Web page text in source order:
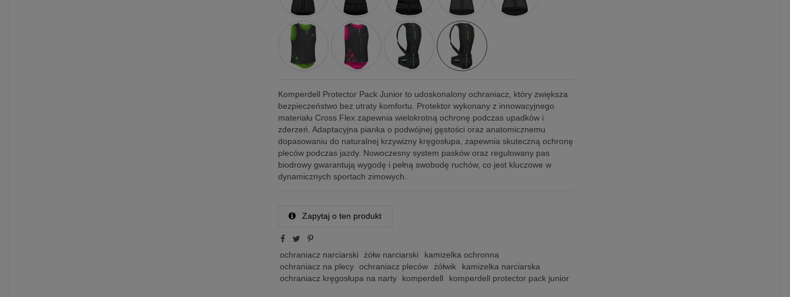
Komperdell Protector Pack Junior to udoskonalony ochraniacz, który zwiększa
bezpieczeństwo bez utraty komfortu. Protektor wykonany z innowacyjnego
materiału Cross Flex zapewnia wielokrotną ochronę podczas upadków i
zderzeń. Adaptacyjna pianka o podwójnej gęstości oraz anatomicznemu
dopasowaniu do naturalnej krzywizny kręgosłupa, zapewnia skuteczną ochronę
pleców podczas jazdy. Nowoczesny system pasków oraz regulowany pas
biodrowy gwarantują wygodę i pełną swobodę ruchów, co jest kluczowe w
dynamicznych sportach zimowych.
Zapytaj o ten produkt
ochraniacz narciarski żółw narciarski
kamizelka ochronna
ochraniacz na plecy ochraniacz pleców żółwik
kamizelka narciarska
ochraniacz kręgosłupa na narty
komperdell komperdell protector pack junior